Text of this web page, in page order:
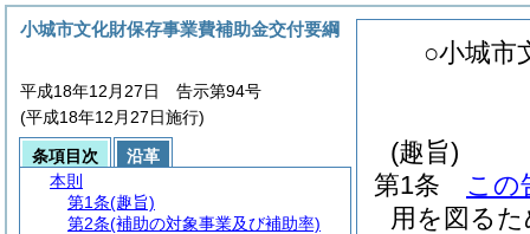
○小城市
(趣旨)
第1条
この
用を図る
小城市文化財保存事業費補助金交付要綱
平成18年12月27日 告示第94号
(平成18年12月27日施行)
条項目次
沿革
本則
第1条(趣旨)
第2条(補助の対象事業及び補助率)